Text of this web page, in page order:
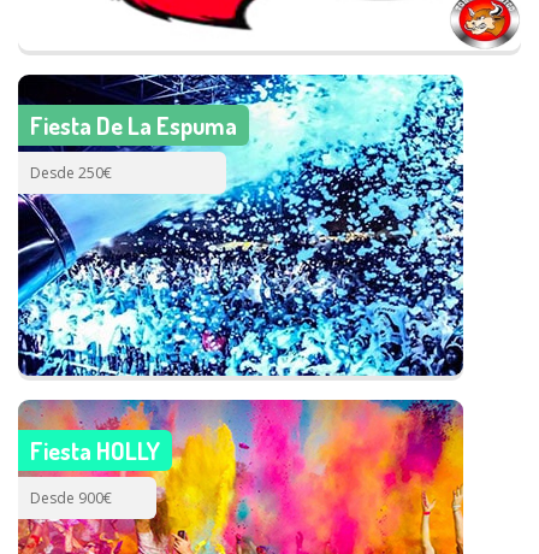
Fiesta De La Espuma
Desde 250€
Fiesta HOLLY
Desde 900€